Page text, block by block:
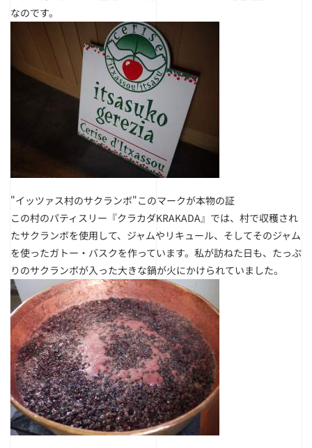
なのです。
"イッツァス村のサクランボ"このマークが本物の証
この村のパティスリー『クラカダKRAKADA』では、村で収穫され
たサクランボを使用して、ジャムやリキュール、そしてそのジャム
を使ったガトー・バスクを作っています。私が訪ねた日も、たっぷ
りのサクランボが入った大きな鍋が火にかけられていました。